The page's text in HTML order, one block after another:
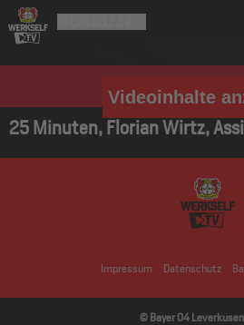
Videoinhalte
25 Minuten, Florian Wirtz,
Impressum Datenschutz
© Bayer 04